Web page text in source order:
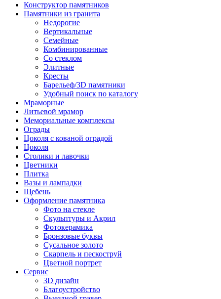
Конструктор памятников
Памятники из гранита
Недорогие
Вертикальные
Семейные
Комбинированные
Со стеклом
Элитные
Кресты
Барельеф/3D памятники
Удобный поиск по каталогу
Мраморные
Литьевой мрамор
Мемориальные комплексы
Ограды
Цоколя с кованой оградой
Цоколя
Столики и лавочки
Цветники
Плитка
Вазы и лампадки
Щебень
Оформление памятника
Фото на стекле
Скульптуры и Акрил
Фотокерамика
Бронзовые буквы
Сусальное золото
Скарпель и пескоструй
Цветной портрет
Сервис
3D дизайн
Благоустройство